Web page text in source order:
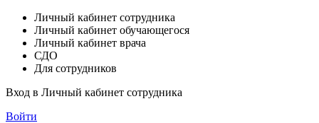
Личный кабинет сотрудника
Личный кабинет обучающегося
Личный кабинет врача
СДО
Для сотрудников
Вход в Личный кабинет сотрудника
Войти